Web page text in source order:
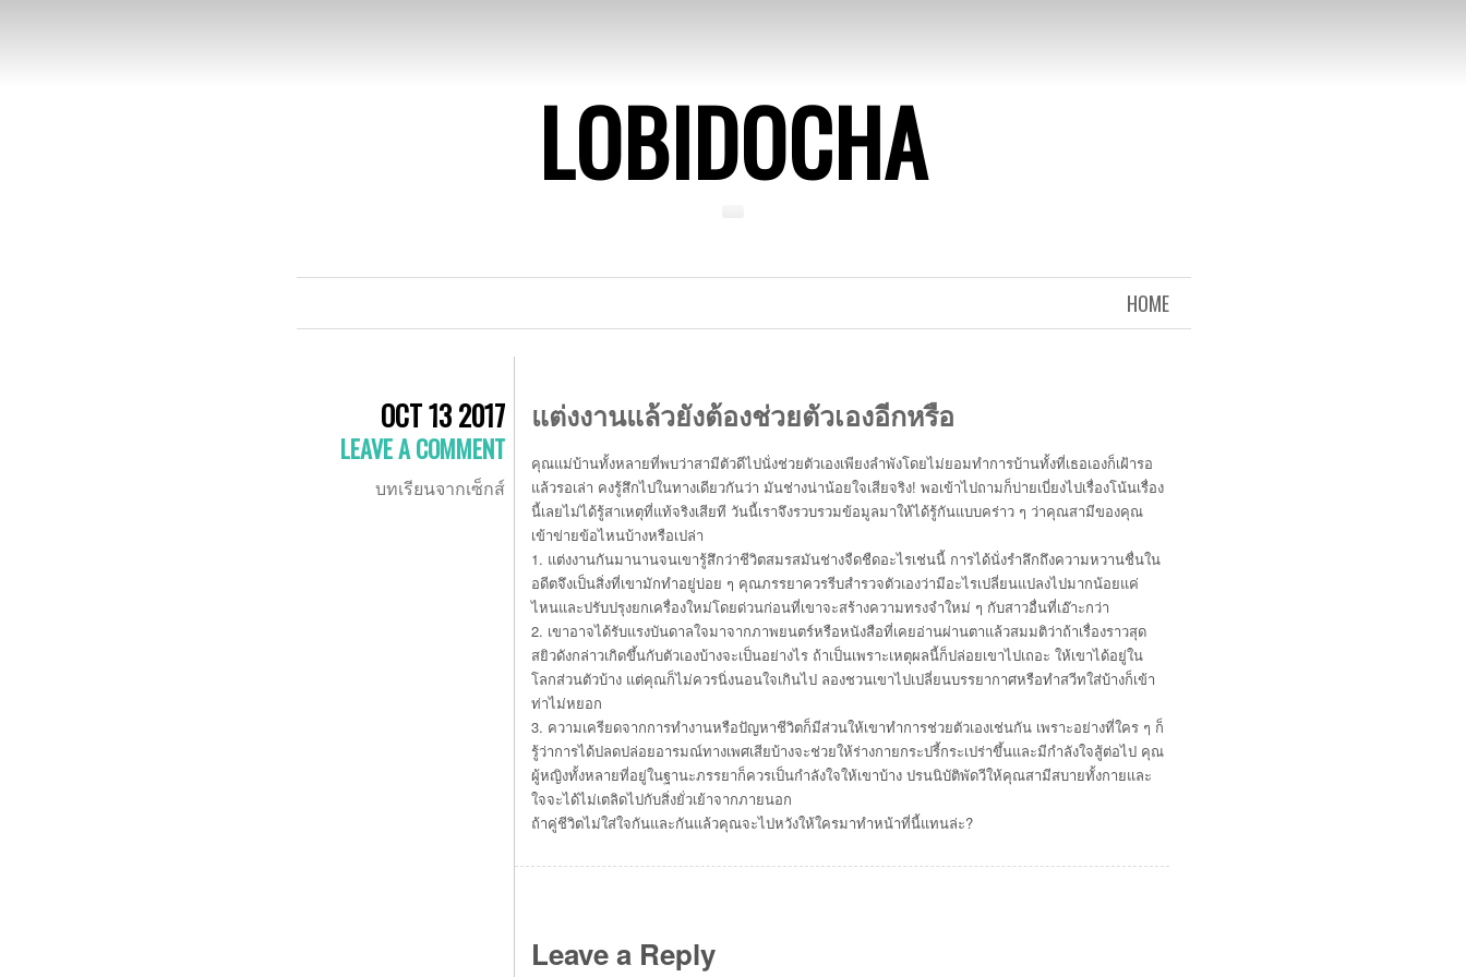
LOBIDOCHA
HOME
OCT 13 2017
LEAVE A COMMENT
บทเรียนจากเซ็กส์
แต่งงานแล้วยังต้องช่วยตัวเองอีกหรือ
คุณแม่บ้านทั้งหลายที่พบว่าสามีตัวดีไปนั่งช่วยตัวเองเพียงลำพังโดยไม่ยอมทำการบ้านทั้งที่เธอเองก็เฝ้ารอ
แล้วรอเล่า คงรู้สึกไปในทางเดียวกันว่า มันช่างน่าน้อยใจเสียจริง! พอเข้าไปถามก็บ่ายเบี่ยงไปเรื่องโน้นเรื่อง
นี้เลยไม่ได้รู้สาเหตุที่แท้จริงเสียที วันนี้เราจึงรวบรวมข้อมูลมาให้ได้รู้กันแบบคร่าว ๆ ว่าคุณสามีของคุณ
เข้าข่ายข้อไหนบ้างหรือเปล่า
1. แต่งงานกันมานานจนเขารู้สึกว่าชีวิตสมรสมันช่างจืดชืดอะไรเช่นนี้ การได้นั่งรำลึกถึงความหวานชื่นใน
อดีตจึงเป็นสิ่งที่เขามักทำอยู่บ่อย ๆ คุณภรรยาควรรีบสำรวจตัวเองว่ามีอะไรเปลี่ยนแปลงไปมากน้อยแค่
ไหนและปรับปรุงยกเครื่องใหม่โดยด่วนก่อนที่เขาจะสร้างความทรงจำใหม่ ๆ กับสาวอื่นที่เอ๊าะกว่า
2. เขาอาจได้รับแรงบันดาลใจมาจากภาพยนตร์หรือหนังสือที่เคยอ่านผ่านตาแล้วสมมติว่าถ้าเรื่องราวสุด
สยิวดังกล่าวเกิดขึ้นกับตัวเองบ้างจะเป็นอย่างไร ถ้าเป็นเพราะเหตุผลนี้ก็ปล่อยเขาไปเถอะ ให้เขาได้อยู่ใน
โลกส่วนตัวบ้าง แต่คุณก็ไม่ควรนิ่งนอนใจเกินไป ลองชวนเขาไปเปลี่ยนบรรยากาศหรือทำสวีทใส่บ้างก็เข้า
ท่าไม่หยอก
3. ความเครียดจากการทำงานหรือปัญหาชีวิตก็มีส่วนให้เขาทำการช่วยตัวเองเช่นกัน เพราะอย่างที่ใคร ๆ ก็
รู้ว่าการได้ปลดปล่อยอารมณ์ทางเพศเสียบ้างจะช่วยให้ร่างกายกระปรี้กระเปร่าขึ้นและมีกำลังใจสู้ต่อไป คุณ
ผู้หญิงทั้งหลายที่อยู่ในฐานะภรรยาก็ควรเป็นกำลังใจให้เขาบ้าง ปรนนิบัติพัดวีให้คุณสามีสบายทั้งกายและ
ใจจะได้ไม่เตลิดไปกับสิ่งยั่วเย้าจากภายนอก
ถ้าคู่ชีวิตไม่ใส่ใจกันและกันแล้วคุณจะไปหวังให้ใครมาทำหน้าที่นี้แทนล่ะ?
Leave a Reply